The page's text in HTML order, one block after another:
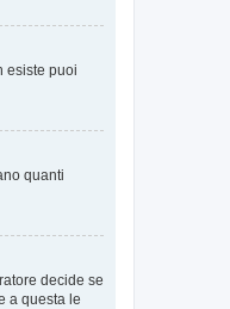
esiste puoi
quanti
decide se
a questa le